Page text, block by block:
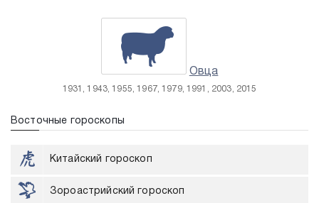
Овца
1931, 1943, 1955, 1967, 1979, 1991, 2003, 2015
Восточные гороскопы
Китайский гороскоп
Зороастрийский гороскоп